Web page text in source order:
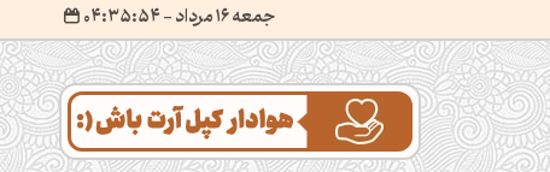
جمعه 16 مرداد
- ۰۴:۳۵:۵۵